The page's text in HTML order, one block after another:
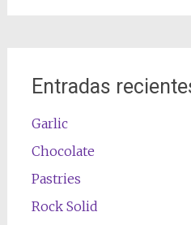
Entradas
Garlic
Chocolate
Pastries
Rock Solid